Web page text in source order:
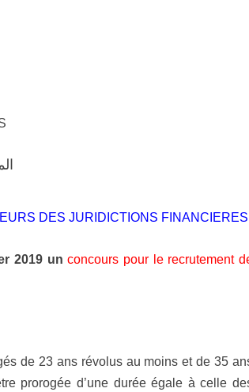
DES JURIDICTIONS FINANCIERES
2019 un concours pour le recrutement
de 23 ans révolus au moins et de 35
prorogée d’une durée égale à celle